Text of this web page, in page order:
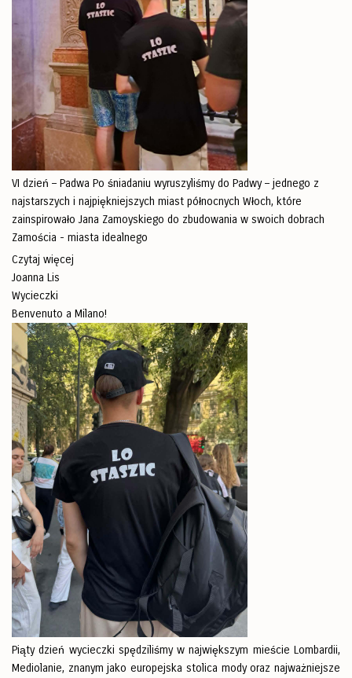
VI dzień – Padwa Po śniadaniu wyruszyliśmy do Padwy – jednego z
najstarszych i najpiękniejszych miast północnych Włoch, które
zainspirowało Jana Zamoyskiego do zbudowania w swoich dobrach
Zamościa - miasta idealnego
Czytaj więcej
Joanna Lis
Wycieczki
Benvenuto a Milano!
Piąty dzień wycieczki spędziliśmy w największym mieście Lombardii,
Mediolanie, znanym jako europejska stolica mody oraz najważniejsze